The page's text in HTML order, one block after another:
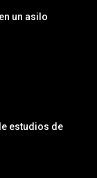
un asilo
estudios de